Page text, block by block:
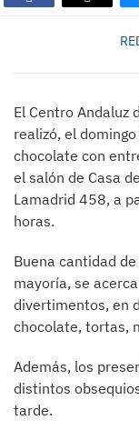
El Centro Andaluz
realizó, el
chocolate con
el salón de Casa
Lamadrid 458, a
horas.
Buena cantidad
mayoría, se
divertimentos, en
chocolate, tortas,
Además, los
distintos
tarde.